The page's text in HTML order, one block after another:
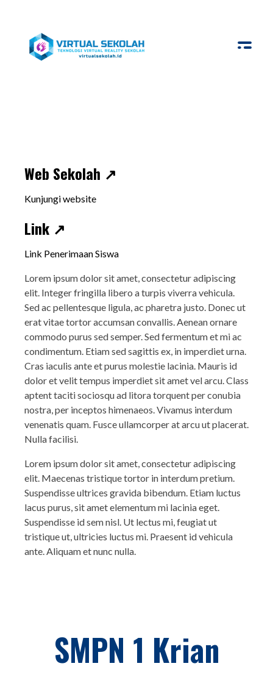
Web Sekolah ↗
Kunjungi website
Link ↗
Link Penerimaan Siswa
Lorem ipsum dolor sit amet, consectetur adipiscing
elit. Integer fringilla libero a turpis viverra vehicula.
Sed ac pellentesque ligula, ac pharetra justo. Donec ut
erat vitae tortor accumsan convallis. Aenean ornare
commodo purus sed semper. Sed fermentum et mi ac
condimentum. Etiam sed sagittis ex, in imperdiet urna.
Cras iaculis ante et purus molestie lacinia. Mauris id
dolor et velit tempus imperdiet sit amet vel arcu. Class
aptent taciti sociosqu ad litora torquent per conubia
nostra, per inceptos himenaeos. Vivamus interdum
venenatis quam. Fusce ullamcorper at arcu ut placerat.
Nulla facilisi.
Lorem ipsum dolor sit amet, consectetur adipiscing
elit. Maecenas tristique tortor in interdum pretium.
Suspendisse ultrices gravida bibendum. Etiam luctus
lacus purus, sit amet elementum mi lacinia eget.
Suspendisse id sem nisl. Ut lectus mi, feugiat ut
tristique ut, ultricies luctus mi. Praesent id vehicula
ante. Aliquam et nunc nulla.
SMPN 1 Krian